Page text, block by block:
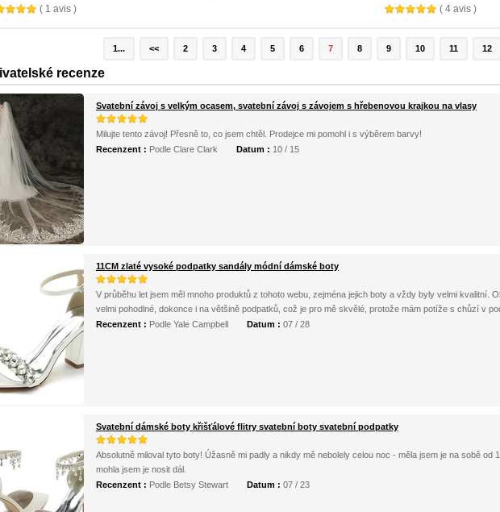
( 1 avis ) ( 4 avis )
1... << 2 3 4 5 6 7 8 9 10 11 12
recenze
Svatební závoj s velkým ocasem, svatební závoj s závojem s hřebenovou krajkou na vlasy
Milujte tento závoj! Přesně to, co jsem chtěl. Prodejce mi pomohl i s výběrem barvy!
Recenzent : Podle Clare Clark Datum : 10 / 15
11CM zlaté vysoké podpatky sandály módní dámské boty
V průběhu let jsem měl mnoho produktů z tohoto webu, zejména jejich boty a vždy byly velmi kvalitní.
velmi pohodlné, dokonce i na většině podpatků, což je pro mě skvělé, protože mám potíže s chůzí v
Recenzent : Podle Yale Campbell Datum : 07 / 28
Svatební dámské boty křišťálové flitry svatební boty svatební podpatky
Absolutně miloval tyto boty! Úžasně mi padly a nikdy mě nebolely celou noc - měla jsem je na sobě od
mohla jsem je nosit dál.
Recenzent : Podle Betsy Stewart Datum : 07 / 23